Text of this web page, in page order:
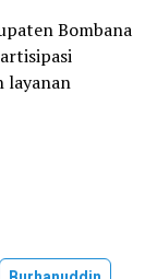
Bombana
layanan